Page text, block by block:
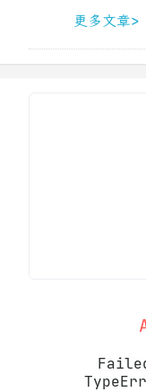
更多文章>